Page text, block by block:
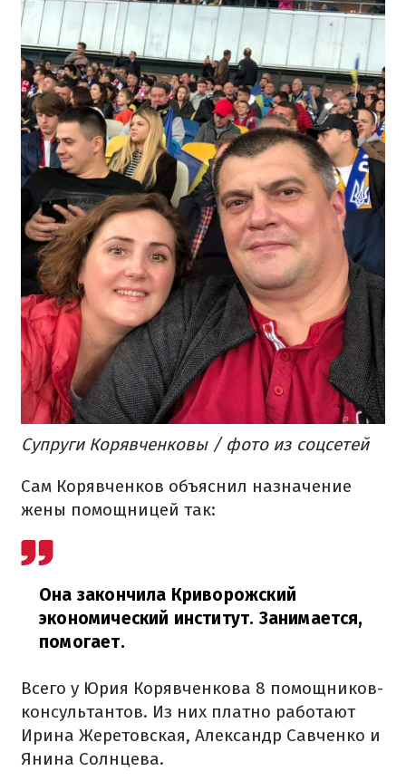
Супруги Корявченковы / фото из соцсетей
Сам Корявченков объяснил назначение
жены помощницей так:
Она закончила Криворожский
экономический институт. Занимается,
помогает.
Всего у Юрия Корявченкова 8 помощников-
консультантов. Из них платно работают
Ирина Жеретовская, Александр Савченко и
Янина Солнцева.